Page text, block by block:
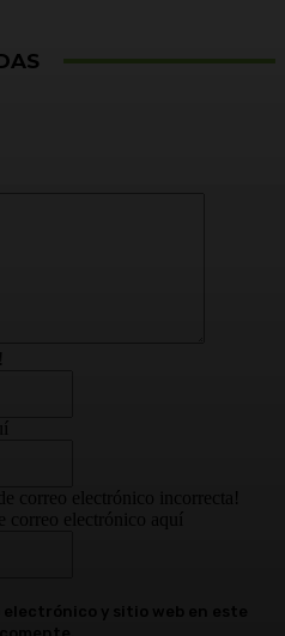
correo electrónico incorrecta!
electrónico aquí